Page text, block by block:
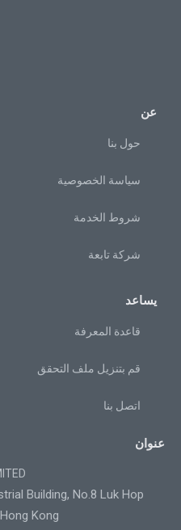
عن
حول بنا
سياسة الخصوصية
شروط الخدمة
شركة تابعة
يساعد
قاعدة المعرفة
قم بتنزيل ملف التحقق
اتصل بنا
عنوان
Building, No.8 Luk Hop
Kong